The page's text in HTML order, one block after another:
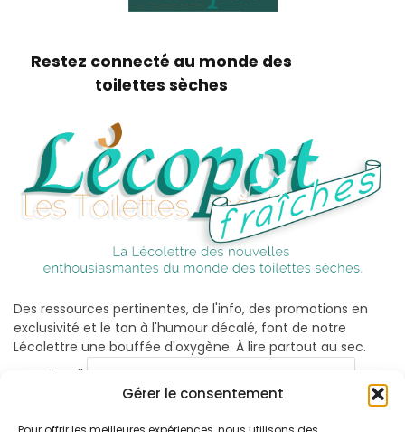
Gérer le consentement
Restez connecté au monde des
toilettes sèches
Des ressources pertinentes, de l'info, des promotions en
exclusivité et le ton à l'humour décalé, font de notre
Lécolettre une bouffée d'oxygène. À lire partout au sec.
Email